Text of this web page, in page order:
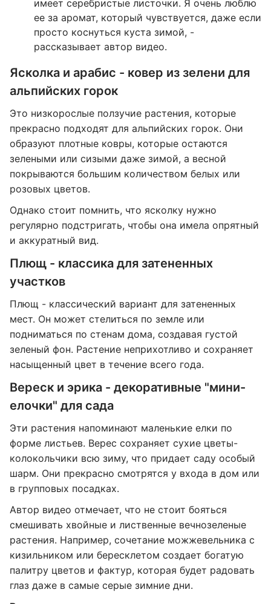
имеет серебристые листочки. Я очень люблю
ее за аромат, который чувствуется, даже если
просто коснуться куста зимой, -
рассказывает автор видео.
Ясколка и арабис - ковер из зелени для
альпийских горок
Это низкорослые ползучие растения, которые
прекрасно подходят для альпийских горок. Они
образуют плотные ковры, которые остаются
зелеными или сизыми даже зимой, а весной
покрываются большим количеством белых или
розовых цветов.
Однако стоит помнить, что ясколку нужно
регулярно подстригать, чтобы она имела опрятный
и аккуратный вид.
Плющ - классика для затененных
участков
Плющ - классический вариант для затененных
мест. Он может стелиться по земле или
подниматься по стенам дома, создавая густой
зеленый фон. Растение неприхотливо и сохраняет
насыщенный цвет в течение всего года.
Вереск и эрика - декоративные "мини-
елочки" для сада
Эти растения напоминают маленькие елки по
форме листьев. Верес сохраняет сухие цветы-
колокольчики всю зиму, что придает саду особый
шарм. Они прекрасно смотрятся у входа в дом или
в групповых посадках.
Автор видео отмечает, что не стоит бояться
смешивать хвойные и лиственные вечнозеленые
растения. Например, сочетание можжевельника с
кизильником или бересклетом создает богатую
палитру цветов и фактур, которая будет радовать
глаз даже в самые серые зимние дни.